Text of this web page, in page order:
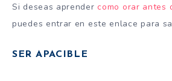
Si deseas aprender como orar antes
puedes entrar en este enlace para
SER APACIBLE